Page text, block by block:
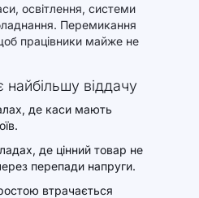
освітлення, системи
Перемикання
працівники майже не
віддачу
де каси мають
де цінний товар не
перепади напруги.
втрачається